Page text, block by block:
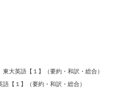
東大英語【１】（要約・和訳・総合）
語【１】（要約・和訳・総合）